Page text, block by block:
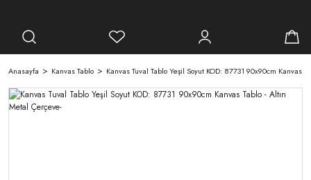
Anasayfa Kanvas Tablo Kanvas Tuval Tablo Yeşil Soyut KOD: 87731 90x90cm Kanvas